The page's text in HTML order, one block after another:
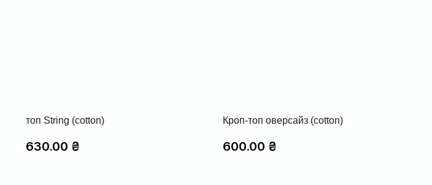
топ String (cotton)
630.00 ₴
Кроп-топ оверсайз (cotton)
600.00 ₴